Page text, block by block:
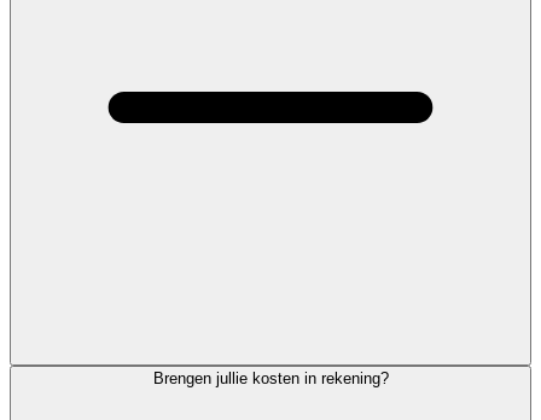
Brengen jullie kosten in rekening?